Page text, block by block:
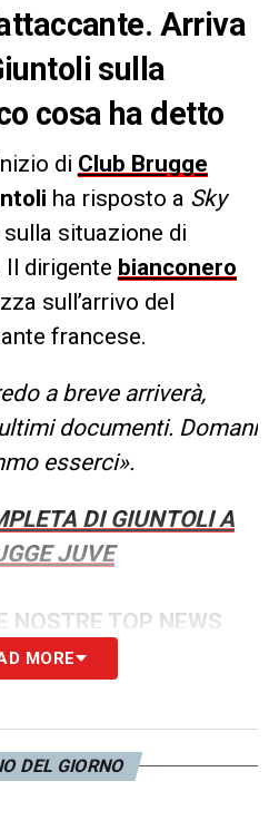
Arriva
sulla
cosa ha detto
di Club Brugge
ha risposto a Sky
situazione di
Il dirigente bianconero
sull’arrivo del
francese.
a breve arriverà,
documenti. Domani
esserci».
DI GIUNTOLI A
JUVE
NOSTRE TOP NEWS
MORE
DEL GIORNO